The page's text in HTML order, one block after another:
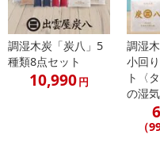
合がございます。
あらかじめご了承いただい
によるお申込み後のキャンセ
【お支払いについて】
※送料はお試し費用に含まれ
※d払い、PayPay、au PAY、
ンクまとめて支払い、楽天ペ
調湿木炭「炭八」5
種類8点セット
10,990円
調湿
小回
ト〈
の湿
（